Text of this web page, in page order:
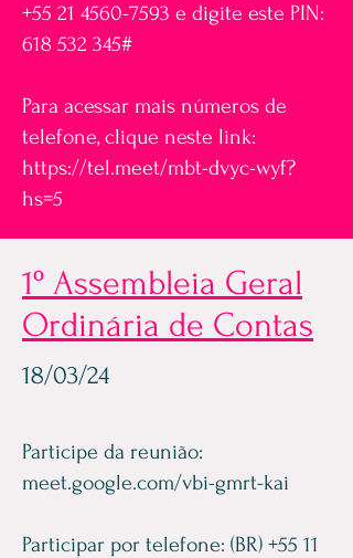
+55 21 4560-7593 e digite este PIN:
618 532 345#
Para acessar mais números de
telefone, clique neste link:
https://tel.meet/mbt-dvyc-wyf?
hs=5
1º Assembleia Geral
Ordinária de Contas
18/03/24
Participe da reunião:
meet.google.com/vbi-gmrt-kai
Participar por telefone: (BR) +55 11